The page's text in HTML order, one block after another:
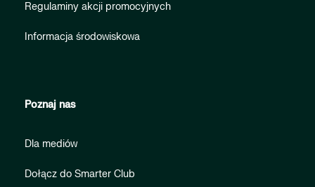
Regulaminy akcji promocyjnych
Informacja środowiskowa
Poznaj nas
Dla mediów
Dołącz do Smarter Club